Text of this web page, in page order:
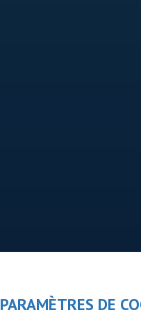
PARAMÈTRES DE